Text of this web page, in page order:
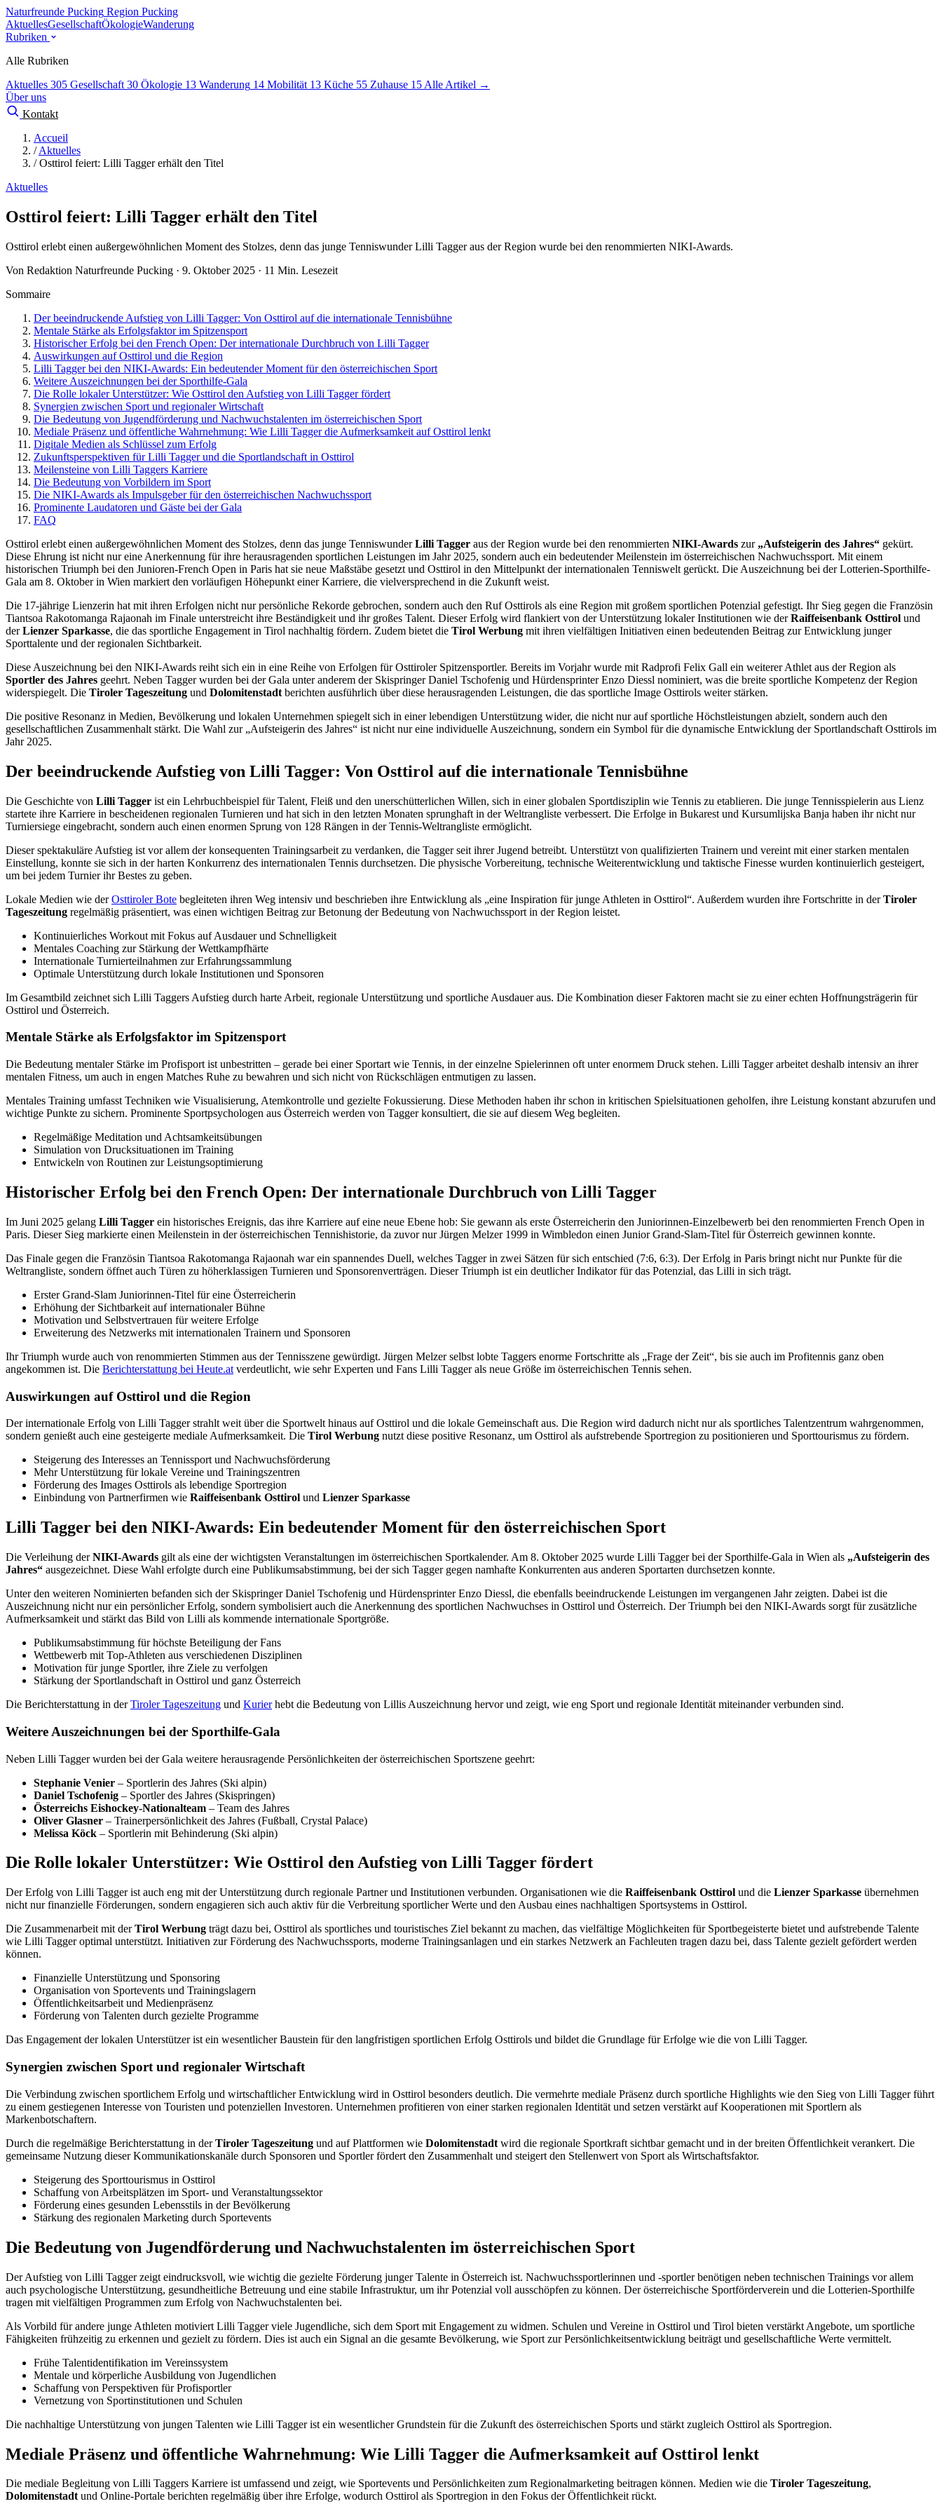
Naturfreunde Pucking Region Pucking
AktuellesGesellschaftÖkologieWanderung
Rubriken
Alle Rubriken
Aktuelles 305 Gesellschaft 30 Ökologie 13 Wanderung 14 Mobilität 13 Küche 55 Zuhause 15 Alle Artikel →
Über uns
Kontakt
Accueil
/ Aktuelles
/ Osttirol feiert: Lilli Tagger erhält den Titel
Aktuelles
Osttirol feiert: Lilli Tagger erhält den Titel
Osttirol erlebt einen außergewöhnlichen Moment des Stolzes, denn das junge Tenniswunder Lilli Tagger aus der Region wurde bei den renommierten NIKI-Awards.
Von Redaktion Naturfreunde Pucking · 9. Oktober 2025 · 11 Min. Lesezeit
Sommaire
Der beeindruckende Aufstieg von Lilli Tagger: Von Osttirol auf die internationale Tennisbühne
Mentale Stärke als Erfolgsfaktor im Spitzensport
Historischer Erfolg bei den French Open: Der internationale Durchbruch von Lilli Tagger
Auswirkungen auf Osttirol und die Region
Lilli Tagger bei den NIKI-Awards: Ein bedeutender Moment für den österreichischen Sport
Weitere Auszeichnungen bei der Sporthilfe-Gala
Die Rolle lokaler Unterstützer: Wie Osttirol den Aufstieg von Lilli Tagger fördert
Synergien zwischen Sport und regionaler Wirtschaft
Die Bedeutung von Jugendförderung und Nachwuchstalenten im österreichischen Sport
Mediale Präsenz und öffentliche Wahrnehmung: Wie Lilli Tagger die Aufmerksamkeit auf Osttirol lenkt
Digitale Medien als Schlüssel zum Erfolg
Zukunftsperspektiven für Lilli Tagger und die Sportlandschaft in Osttirol
Meilensteine von Lilli Taggers Karriere
Die Bedeutung von Vorbildern im Sport
Die NIKI-Awards als Impulsgeber für den österreichischen Nachwuchssport
Prominente Laudatoren und Gäste bei der Gala
FAQ
Osttirol erlebt einen außergewöhnlichen Moment des Stolzes, denn das junge TenniswunderLilli Tagger aus der Region wurde bei den renommierten NIKI-Awards zur „Aufsteigerin des Jahres“ gekürt.
Diese Ehrung ist nicht nur eine Anerkennung für ihre herausragenden sportlichen Leistungen im Jahr 2025, sondern auch ein bedeutender Meilenstein im österreichischen Nachwuchssport. Mit einem
historischen Triumph bei den Junioren-French Open in Paris hat sie neue Maßstäbe gesetzt und Osttirol in den Mittelpunkt der internationalen Tenniswelt gerückt. Die Auszeichnung bei der Lotterien-Sporthilfe-
Gala am 8. Oktober in Wien markiert den vorläufigen Höhepunkt einer Karriere, die vielversprechend in die Zukunft weist.
Die 17-jährige Lienzerin hat mit ihren Erfolgen nicht nur persönliche Rekorde gebrochen, sondern auch den Ruf Osttirols als eine Region mit großem sportlichen Potenzial gefestigt. Ihr Sieg gegen die Französin
Tiantsoa Rakotomanga Rajaonah im Finale unterstreicht ihre Beständigkeit und ihr großes Talent. Dieser Erfolg wird flankiert von der Unterstützung lokaler Institutionen wie derRaiffeisenbank Osttirol und
derLienzer Sparkasse, die das sportliche Engagement in Tirol nachhaltig fördern. Zudem bietet die Tirol Werbung mit ihren vielfältigen Initiativen einen bedeutenden Beitrag zur Entwicklung junger
Sporttalente und der regionalen Sichtbarkeit.
Diese Auszeichnung bei den NIKI-Awards reiht sich ein in eine Reihe von Erfolgen für Osttiroler Spitzensportler. Bereits im Vorjahr wurde mit Radprofi Felix Gall ein weiterer Athlet aus der Region als
Sportler des Jahres geehrt. Neben Tagger wurden bei der Gala unter anderem der Skispringer Daniel Tschofenig und Hürdensprinter Enzo Diessl nominiert, was die breite sportliche Kompetenz der Region
widerspiegelt. Die Tiroler Tageszeitung und Dolomitenstadt berichten ausführlich über diese herausragenden Leistungen, die das sportliche Image Osttirols weiter stärken.
Die positive Resonanz in Medien, Bevölkerung und lokalen Unternehmen spiegelt sich in einer lebendigen Unterstützung wider, die nicht nur auf sportliche Höchstleistungen abzielt, sondern auch den
gesellschaftlichen Zusammenhalt stärkt. Die Wahl zur „Aufsteigerin des Jahres“ ist nicht nur eine individuelle Auszeichnung, sondern ein Symbol für die dynamische Entwicklung der Sportlandschaft Osttirols im
Jahr 2025.
Der beeindruckende Aufstieg von Lilli Tagger: Von Osttirol auf die internationale Tennisbühne
Die Geschichte von Lilli Tagger ist ein Lehrbuchbeispiel für Talent, Fleiß und den unerschütterlichen Willen, sich in einer globalen Sportdisziplin wie Tennis zu etablieren. Die junge Tennisspielerin aus Lienz
startete ihre Karriere in bescheidenen regionalen Turnieren und hat sich in den letzten Monaten sprunghaft in der Weltrangliste verbessert. Die Erfolge in Bukarest und Kursumlijska Banja haben ihr nicht nur
Turniersiege eingebracht, sondern auch einen enormen Sprung von 128 Rängen in der Tennis-Weltrangliste ermöglicht.
Dieser spektakuläre Aufstieg ist vor allem der konsequenten Trainingsarbeit zu verdanken, die Tagger seit ihrer Jugend betreibt. Unterstützt von qualifizierten Trainern und vereint mit einer starken mentalen
Einstellung, konnte sie sich in der harten Konkurrenz des internationalen Tennis durchsetzen. Die physische Vorbereitung, technische Weiterentwicklung und taktische Finesse wurden kontinuierlich gesteigert,
um bei jedem Turnier ihr Bestes zu geben.
Lokale Medien wie derOsttiroler Bote begleiteten ihren Weg intensiv und beschrieben ihre Entwicklung als „eine Inspiration für junge Athleten in Osttirol“. Außerdem wurden ihre Fortschritte in derTiroler
Tageszeitung regelmäßig präsentiert, was einen wichtigen Beitrag zur Betonung der Bedeutung von Nachwuchssport in der Region leistet.
Kontinuierliches Workout mit Fokus auf Ausdauer und Schnelligkeit
Mentales Coaching zur Stärkung der Wettkampfhärte
Internationale Turnierteilnahmen zur Erfahrungssammlung
Optimale Unterstützung durch lokale Institutionen und Sponsoren
Im Gesamtbild zeichnet sich Lilli Taggers Aufstieg durch harte Arbeit, regionale Unterstützung und sportliche Ausdauer aus. Die Kombination dieser Faktoren macht sie zu einer echten Hoffnungsträgerin für
Osttirol und Österreich.
Mentale Stärke als Erfolgsfaktor im Spitzensport
Die Bedeutung mentaler Stärke im Profisport ist unbestritten – gerade bei einer Sportart wie Tennis, in der einzelne Spielerinnen oft unter enormem Druck stehen. Lilli Tagger arbeitet deshalb intensiv an ihrer
mentalen Fitness, um auch in engen Matches Ruhe zu bewahren und sich nicht von Rückschlägen entmutigen zu lassen.
Mentales Training umfasst Techniken wie Visualisierung, Atemkontrolle und gezielte Fokussierung. Diese Methoden haben ihr schon in kritischen Spielsituationen geholfen, ihre Leistung konstant abzurufen und
wichtige Punkte zu sichern. Prominente Sportpsychologen aus Österreich werden von Tagger konsultiert, die sie auf diesem Weg begleiten.
Regelmäßige Meditation und Achtsamkeitsübungen
Simulation von Drucksituationen im Training
Entwickeln von Routinen zur Leistungsoptimierung
Historischer Erfolg bei den French Open: Der internationale Durchbruch von Lilli Tagger
Im Juni 2025 gelang Lilli Tagger ein historisches Ereignis, das ihre Karriere auf eine neue Ebene hob: Sie gewann als erste Österreicherin den Juniorinnen-Einzelbewerb bei den renommierten French Open in
Paris. Dieser Sieg markierte einen Meilenstein in der österreichischen Tennishistorie, da zuvor nur Jürgen Melzer 1999 in Wimbledon einen Junior Grand-Slam-Titel für Österreich gewinnen konnte.
Das Finale gegen die Französin Tiantsoa Rakotomanga Rajaonah war ein spannendes Duell, welches Tagger in zwei Sätzen für sich entschied (7:6, 6:3). Der Erfolg in Paris bringt nicht nur Punkte für die
Weltrangliste, sondern öffnet auch Türen zu höherklassigen Turnieren und Sponsorenverträgen. Dieser Triumph ist ein deutlicher Indikator für das Potenzial, das Lilli in sich trägt.
Erster Grand-Slam Juniorinnen-Titel für eine Österreicherin
Erhöhung der Sichtbarkeit auf internationaler Bühne
Motivation und Selbstvertrauen für weitere Erfolge
Erweiterung des Netzwerks mit internationalen Trainern und Sponsoren
Ihr Triumph wurde auch von renommierten Stimmen aus der Tennisszene gewürdigt. Jürgen Melzer selbst lobte Taggers enorme Fortschritte als „Frage der Zeit“, bis sie auch im Profitennis ganz oben
angekommen ist. Die Berichterstattung bei Heute.at verdeutlicht, wie sehr Experten und Fans Lilli Tagger als neue Größe im österreichischen Tennis sehen.
Auswirkungen auf Osttirol und die Region
Der internationale Erfolg von Lilli Tagger strahlt weit über die Sportwelt hinaus auf Osttirol und die lokale Gemeinschaft aus. Die Region wird dadurch nicht nur als sportliches Talentzentrum wahrgenommen,
sondern genießt auch eine gesteigerte mediale Aufmerksamkeit. Die Tirol Werbung nutzt diese positive Resonanz, um Osttirol als aufstrebende Sportregion zu positionieren und Sporttourismus zu fördern.
Steigerung des Interesses an Tennissport und Nachwuchsförderung
Mehr Unterstützung für lokale Vereine und Trainingszentren
Förderung des Images Osttirols als lebendige Sportregion
Einbindung von Partnerfirmen wie Raiffeisenbank Osttirol und Lienzer Sparkasse
Lilli Tagger bei den NIKI-Awards: Ein bedeutender Moment für den österreichischen Sport
Die Verleihung derNIKI-Awards gilt als eine der wichtigsten Veranstaltungen im österreichischen Sportkalender. Am 8. Oktober 2025 wurde Lilli Tagger bei der Sporthilfe-Gala in Wien als „Aufsteigerin des
Jahres“ ausgezeichnet. Diese Wahl erfolgte durch eine Publikumsabstimmung, bei der sich Tagger gegen namhafte Konkurrenten aus anderen Sportarten durchsetzen konnte.
Unter den weiteren Nominierten befanden sich der Skispringer Daniel Tschofenig und Hürdensprinter Enzo Diessl, die ebenfalls beeindruckende Leistungen im vergangenen Jahr zeigten. Dabei ist die
Auszeichnung nicht nur ein persönlicher Erfolg, sondern symbolisiert auch die Anerkennung des sportlichen Nachwuchses in Osttirol und Österreich. Der Triumph bei den NIKI-Awards sorgt für zusätzliche
Aufmerksamkeit und stärkt das Bild von Lilli als kommende internationale Sportgröße.
Publikumsabstimmung für höchste Beteiligung der Fans
Wettbewerb mit Top-Athleten aus verschiedenen Disziplinen
Motivation für junge Sportler, ihre Ziele zu verfolgen
Stärkung der Sportlandschaft in Osttirol und ganz Österreich
Die Berichterstattung in derTiroler Tageszeitung und Kurierhebt die Bedeutung von Lillis Auszeichnung hervor und zeigt, wie eng Sport und regionale Identität miteinander verbunden sind.
Weitere Auszeichnungen bei der Sporthilfe-Gala
Neben Lilli Tagger wurden bei der Gala weitere herausragende Persönlichkeiten der österreichischen Sportszene geehrt:
Stephanie Venier – Sportlerin des Jahres (Ski alpin)
Daniel Tschofenig – Sportler des Jahres (Skispringen)
Österreichs Eishockey-Nationalteam – Team des Jahres
Oliver Glasner – Trainerpersönlichkeit des Jahres (Fußball, Crystal Palace)
Melissa Köck – Sportlerin mit Behinderung (Ski alpin)
Die Rolle lokaler Unterstützer: Wie Osttirol den Aufstieg von Lilli Tagger fördert
Der Erfolg von Lilli Tagger ist auch eng mit der Unterstützung durch regionale Partner und Institutionen verbunden. Organisationen wie die Raiffeisenbank Osttirol und die Lienzer Sparkasse übernehmen
nicht nur finanzielle Förderungen, sondern engagieren sich auch aktiv für die Verbreitung sportlicher Werte und den Ausbau eines nachhaltigen Sportsystems in Osttirol.
Die Zusammenarbeit mit derTirol Werbung trägt dazu bei, Osttirol als sportliches und touristisches Ziel bekannt zu machen, das vielfältige Möglichkeiten für Sportbegeisterte bietet und aufstrebende Talente
wie Lilli Tagger optimal unterstützt. Initiativen zur Förderung des Nachwuchssports, moderne Trainingsanlagen und ein starkes Netzwerk an Fachleuten tragen dazu bei, dass Talente gezielt gefördert werden
können.
Finanzielle Unterstützung und Sponsoring
Organisation von Sportevents und Trainingslagern
Öffentlichkeitsarbeit und Medienpräsenz
Förderung von Talenten durch gezielte Programme
Das Engagement der lokalen Unterstützer ist ein wesentlicher Baustein für den langfristigen sportlichen Erfolg Osttirols und bildet die Grundlage für Erfolge wie die von Lilli Tagger.
Synergien zwischen Sport und regionaler Wirtschaft
Die Verbindung zwischen sportlichem Erfolg und wirtschaftlicher Entwicklung wird in Osttirol besonders deutlich. Die vermehrte mediale Präsenz durch sportliche Highlights wie den Sieg von Lilli Tagger führt
zu einem gestiegenen Interesse von Touristen und potenziellen Investoren. Unternehmen profitieren von einer starken regionalen Identität und setzen verstärkt auf Kooperationen mit Sportlern als
Markenbotschaftern.
Durch die regelmäßige Berichterstattung in derTiroler Tageszeitung und auf Plattformen wie Dolomitenstadt wird die regionale Sportkraft sichtbar gemacht und in der breiten Öffentlichkeit verankert. Die
gemeinsame Nutzung dieser Kommunikationskanäle durch Sponsoren und Sportler fördert den Zusammenhalt und steigert den Stellenwert von Sport als Wirtschaftsfaktor.
Steigerung des Sporttourismus in Osttirol
Schaffung von Arbeitsplätzen im Sport- und Veranstaltungssektor
Förderung eines gesunden Lebensstils in der Bevölkerung
Stärkung des regionalen Marketing durch Sportevents
Die Bedeutung von Jugendförderung und Nachwuchstalenten im österreichischen Sport
Der Aufstieg von Lilli Tagger zeigt eindrucksvoll, wie wichtig die gezielte Förderung junger Talente in Österreich ist. Nachwuchssportlerinnen und -sportler benötigen neben technischen Trainings vor allem
auch psychologische Unterstützung, gesundheitliche Betreuung und eine stabile Infrastruktur, um ihr Potenzial voll ausschöpfen zu können. Der österreichische Sportförderverein und die Lotterien-Sporthilfe
tragen mit vielfältigen Programmen zum Erfolg von Nachwuchstalenten bei.
Als Vorbild für andere junge Athleten motiviert Lilli Tagger viele Jugendliche, sich dem Sport mit Engagement zu widmen. Schulen und Vereine in Osttirol und Tirol bieten verstärkt Angebote, um sportliche
Fähigkeiten frühzeitig zu erkennen und gezielt zu fördern. Dies ist auch ein Signal an die gesamte Bevölkerung, wie Sport zur Persönlichkeitsentwicklung beiträgt und gesellschaftliche Werte vermittelt.
Frühe Talentidentifikation im Vereinssystem
Mentale und körperliche Ausbildung von Jugendlichen
Schaffung von Perspektiven für Profisportler
Vernetzung von Sportinstitutionen und Schulen
Die nachhaltige Unterstützung von jungen Talenten wie Lilli Tagger ist ein wesentlicher Grundstein für die Zukunft des österreichischen Sports und stärkt zugleich Osttirol als Sportregion.
Mediale Präsenz und öffentliche Wahrnehmung: Wie Lilli Tagger die Aufmerksamkeit auf Osttirol lenkt
Die mediale Begleitung von Lilli Taggers Karriere ist umfassend und zeigt, wie Sportevents und Persönlichkeiten zum Regionalmarketing beitragen können. Medien wie die Tiroler Tageszeitung,
Dolomitenstadtund Online-Portale berichten regelmäßig über ihre Erfolge, wodurch Osttirol als Sportregion in den Fokus der Öffentlichkeit rückt.